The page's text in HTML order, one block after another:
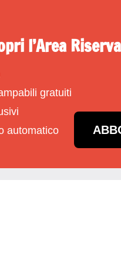
l’Area
gratuiti
automatico